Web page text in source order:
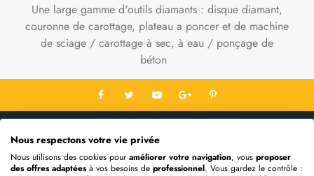
Une large gamme d'outils diamants : disque diamant,
couronne de carottage, plateau a poncer et de machine
de sciage / carottage à sec, à eau / ponçage de
béton
Informations
Nous respectons votre vie privée
Nous utilisons des cookies pour améliorer votre navigation, vous proposer
des offres adaptéesà vos besoins de professionnel. Vous gardez le contrôle :